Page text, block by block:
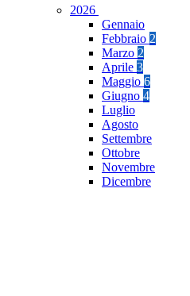
2026
Gennaio
Febbraio 2
Marzo 2
Aprile 3
Maggio 6
Giugno 4
Luglio
Agosto
Settembre
Ottobre
Novembre
Dicembre